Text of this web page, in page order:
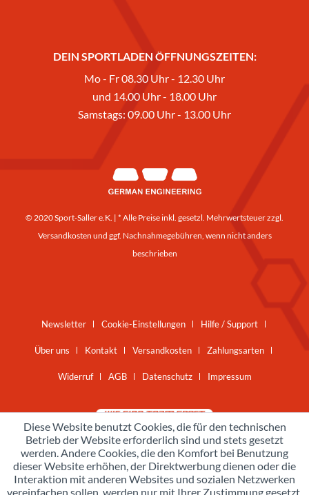
DEIN SPORTLADEN ÖFFNUNGSZEITEN:
Mo - Fr 08.30 Uhr - 12.30 Uhr
und 14.00 Uhr - 18.00 Uhr
Samstags: 09.00 Uhr - 13.00 Uhr
© 2020 Sport-Saller e.K. | * Alle Preise inkl. gesetzl. Mehrwertsteuer zzgl.
Versandkosten und ggf. Nachnahmegebühren, wenn nicht anders
beschrieben
Newsletter Cookie-Einstellungen Hilfe / Support
Über uns Kontakt Versandkosten Zahlungsarten
Widerruf AGB Datenschutz Impressum
Diese Website benutzt Cookies, die für den technischen
Betrieb der Website erforderlich sind und stets gesetzt
werden. Andere Cookies, die den Komfort bei Benutzung
dieser Website erhöhen, der Direktwerbung dienen oder die
Interaktion mit anderen Websites und sozialen Netzwerken
vereinfachen sollen, werden nur mit Ihrer Zustimmung gesetzt.